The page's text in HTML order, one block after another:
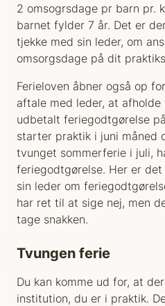
2 omsogrsdage pr barn pr.
barnet fylder 7 år. Det er
tjekke med sin leder, om
omsorgsdage på dit
Ferieloven åbner også op
aftale med leder, at
udbetalt feriegodtgørelse
starter praktik i juni måned
tvunget sommerferie i juli,
feriegodtgørelse. Her er
sin leder om
har ret til at sige nej, men
tage snakken.
Tvungen ferie
Du kan komme ud for, at
institution, du er i praktik.